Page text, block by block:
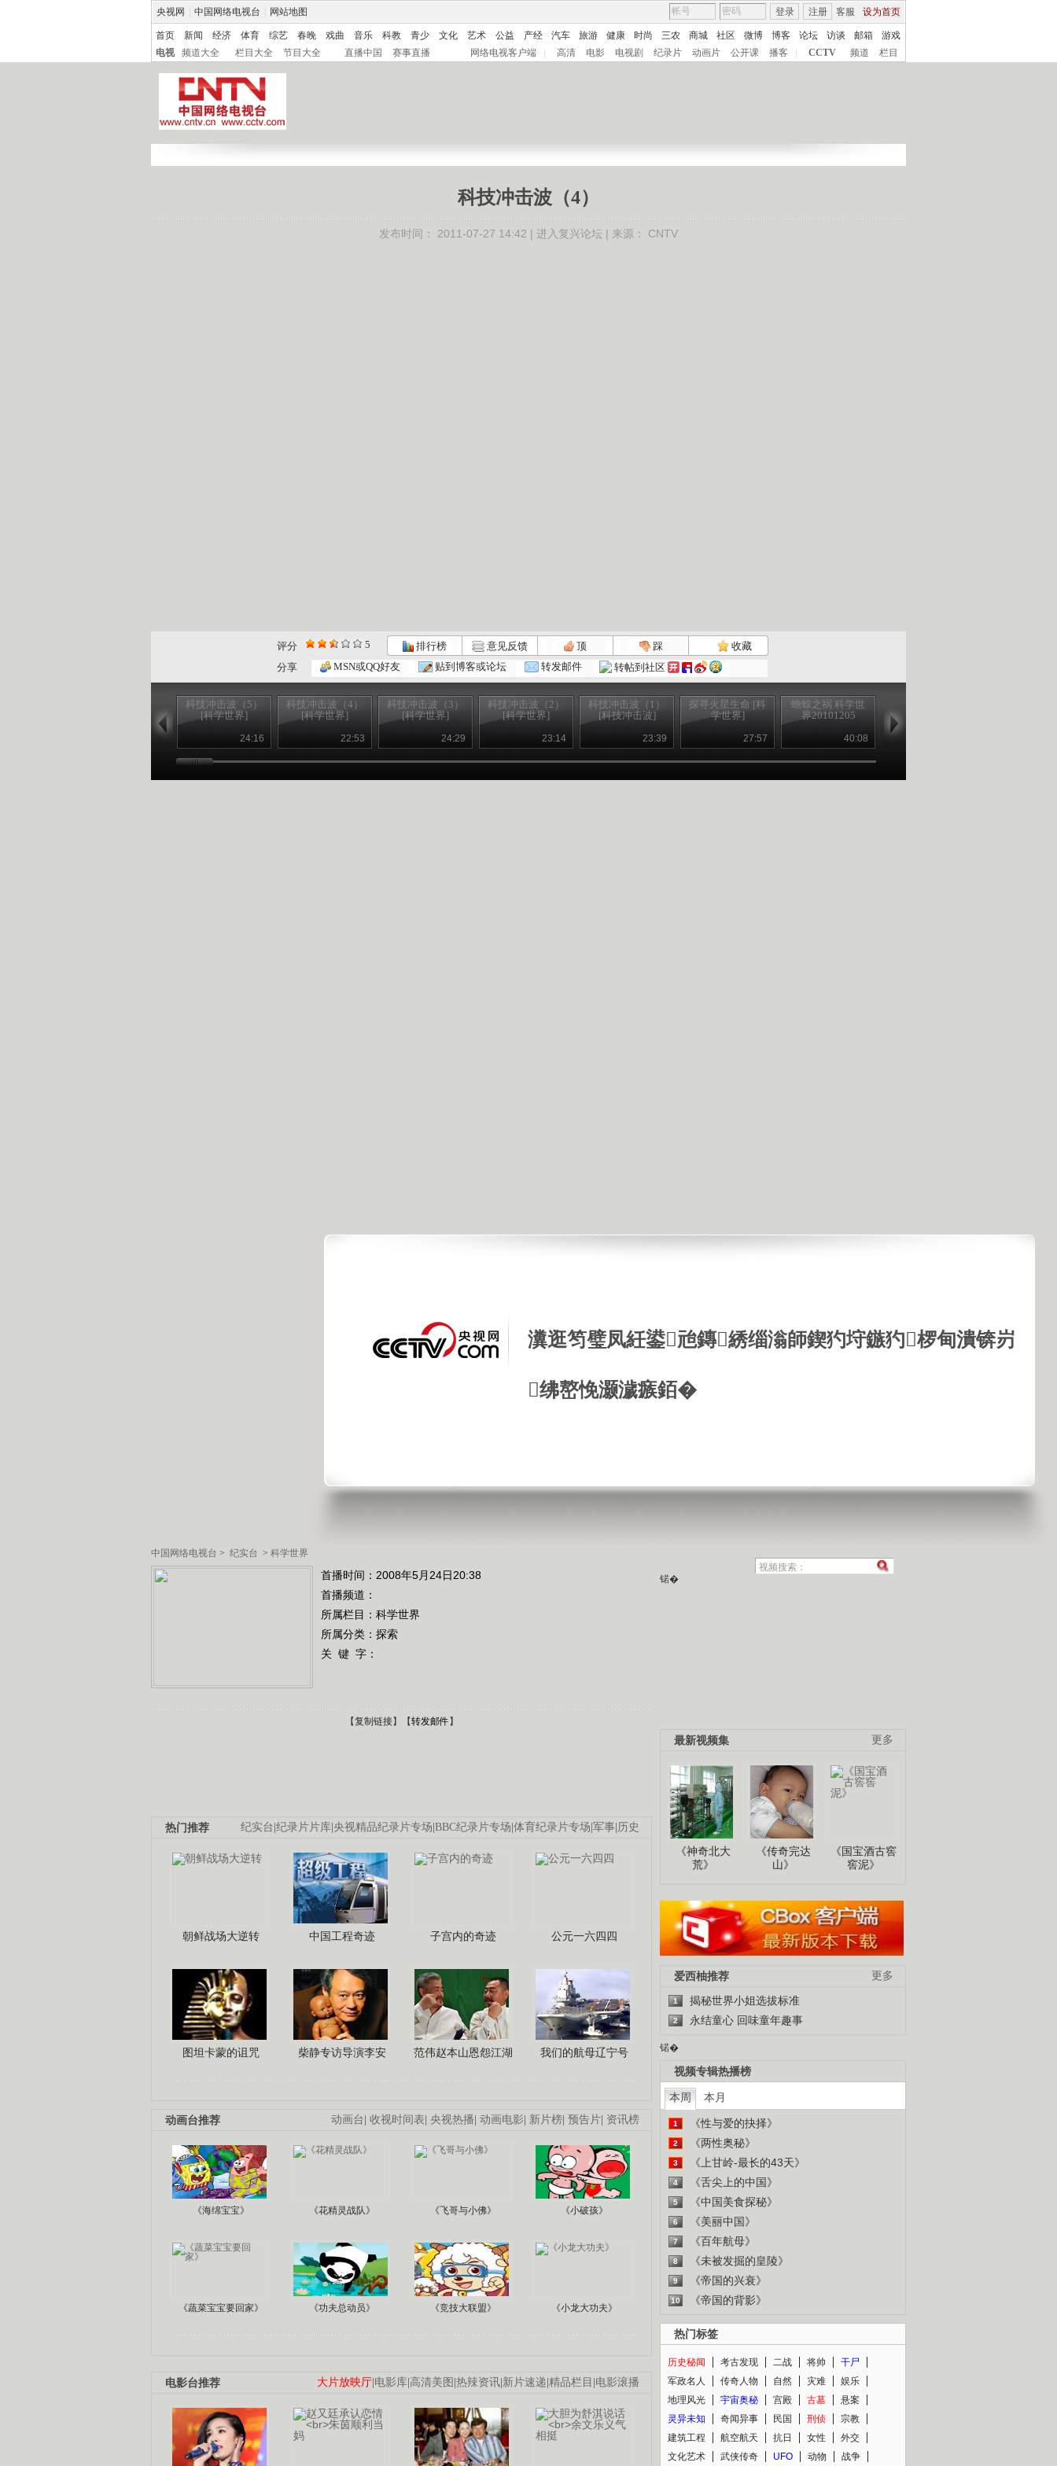
央视网 中国网络电视台 网站地图 客服 设为首页
登录 注册
首页 新闻 经济 体育 综艺 春晚 戏曲 音乐 科教 青少 文化 艺术 公益 产经 汽车 旅游 健康 时尚 三农 商城 社区 微博 博客 论坛 访谈 邮箱
游戏
电视
频道大全 栏目大全 节目大全 直播中国 赛事直播 网络电视客户端 高清 电影 电视剧 纪录片 动画片 公开课 播客 CCTV 频道 栏目
瀵逛笉璧凤紝鍙兘鏄綉缁滃師鍥犳垨鏃犳椤甸潰锛岃
绋嶅悗灏濊瘯銆�
中国网络电视台 > 纪实台 > 科学世界
科技冲击波（4）
发布时间： 2011-07-27 14:42 | 进入复兴论坛 | 来源： CNTV
评分 5 排行榜 意见反馈 顶 踩
收藏
分享
MSN或QQ好友 贴到博客或论坛 转发邮件 转帖到社区
科技冲击波（5）
[科学世界]
24:16
科技冲击波（4）
[科学世界]
22:53
科技冲击波（3）
[科学世界]
24:29
科技冲击波（2）
[科学世界]
23:14
科技冲击波（1）
[科技冲击波]
23:39
探寻火星生命 [科
学世界]
27:57
蟾蜍之祸 科学世
界20101205
40:08
首播时间：2008年5月24日20:38
首播频道：
所属栏目： 科学世界
所属分类：探索
关 键 字：
【复制链接】【转发邮件 】
纪实台 纪录片片库 央视精品纪录片专场 BBC纪录片专场 体育纪录片专场 军事 历史
热门推荐
朝鲜战场大逆转 中国工程奇迹 子宫内的奇迹 公元一六四四
图坦卡蒙的诅咒 柴静专访导演李安 范伟赵本山恩怨江湖 我们的航母辽宁号
动画台 收视时间表 央视热播 动画电影 新片榜 预告片 资讯榜
动画台推荐
《海绵宝宝》 《花精灵战队》 《飞哥与小佛》 《小破孩》
《蔬菜宝宝要回家》 《功夫总动员》 《竞技大联盟》 《小龙大功夫》
大片放映厅 电影库 高清美图 热辣资讯 新片速递 精品栏目 电影滚播
电影台推荐
锘�
更多
最新视频集
《神奇北大
荒》
《传奇完达
山》
《国宝酒古窖
窖泥》
更多
爱西柚推荐
1 揭秘世界小姐选拔标准
2 永结童心 回味童年趣事
锘�
视频专辑热播榜
本周 本月
1 《性与爱的抉择》
2 《两性奥秘》
3 《上甘岭-最长的43天》
4 《舌尖上的中国》
5 《中国美食探秘》
6 《美丽中国》
7 《百年航母》
8 《未被发掘的皇陵》
9 《帝国的兴衰》
10 《帝国的背影》
热门标签
历史秘闻 考古发现 二战 将帅
干尸
军政名人
传奇人物 自然 灾难
娱乐
地理风光
宇宙奥秘 宫殿 古墓
悬案
灵异未知
奇闻异事 民国 刑侦
宗教
建筑工程
航空航天 抗日 女性
外交
文化艺术
武侠传奇 UFO 动物
战争